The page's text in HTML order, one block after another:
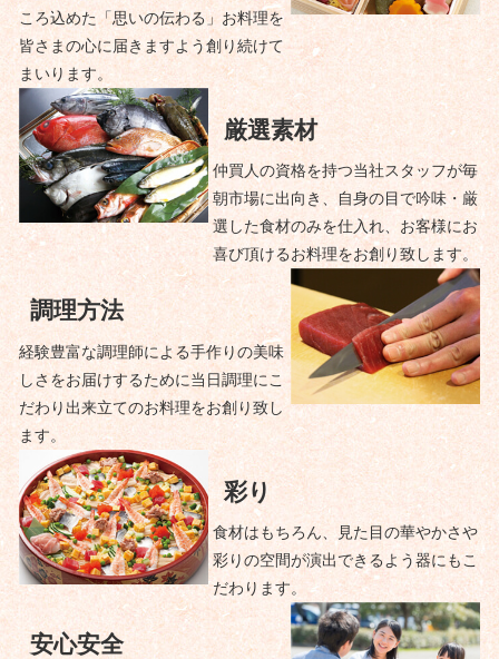
ころ込めた「思いの伝わる」お料理を
皆さまの心に届きますよう創り続けて
まいります。
厳選素材
仲買人の資格を持つ当社スタッフが毎
朝市場に出向き、自身の目で吟味・厳
選した食材のみを仕入れ、お客様にお
喜び頂けるお料理をお創り致します。
調理方法
経験豊富な調理師による手作りの美味
しさをお届けするために当日調理にこ
だわり出来立てのお料理をお創り致し
ます。
彩り
食材はもちろん、見た目の華やかさや
彩りの空間が演出できるよう器にもこ
だわります。
安心安全